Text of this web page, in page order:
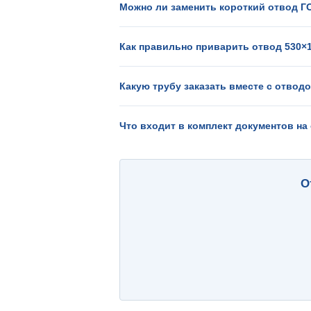
Можно ли заменить короткий отвод
Как правильно приварить отвод
Какую трубу заказать вместе с
Что входит в комплект документов на